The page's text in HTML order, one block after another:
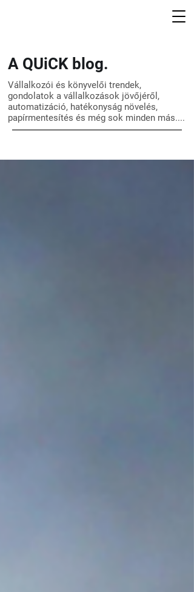
A QUiCK blog.
Vállalkozói és könyvelői trendek,
gondolatok a vállalkozások jövőjéről,
automatizáció, hatékonyság növelés,
papírmentesítés és még sok minden más....